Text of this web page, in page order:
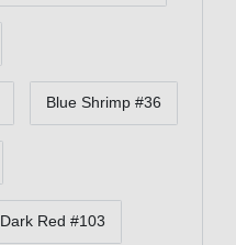
Blue Shrimp #36
Dark Red #103